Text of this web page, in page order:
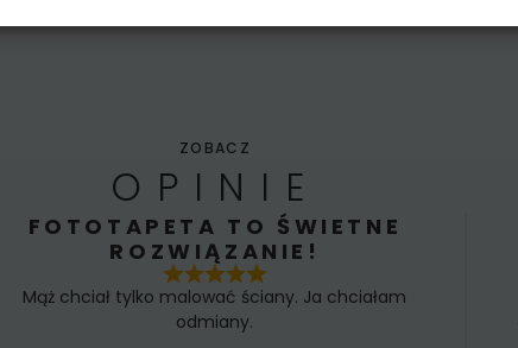
ZOBACZ
OPINIE
FOTOTAPETA TO ŚWIETNE
ROZWIĄZANIE!
Mąż chciał tylko malować ściany. Ja chciałam
odmiany.